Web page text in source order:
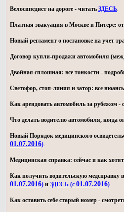
Велосипедист на дороге - читать ЗДЕСЬ.
Платная эвакуация в Москве и Питере:
Новый регламент о постановке на учет
Договор купли-продажи автомобиля
Двойная сплошная: все тонкости -
Светофор, стоп-линия и затор: все
Как арендовать автомобиль за рубежом -
Что делать водителю автомобиля, когда
Новый Порядок медицинского
01.07.2016).
Медицинская справка: сейчас и как
Как получить водительскую медсправку
01.07.2016) и ЗДЕСЬ (с 01.07.2016).
Как оставить себе старый номер -